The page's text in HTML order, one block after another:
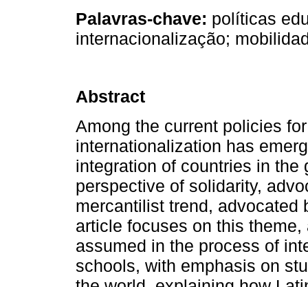
Palavras-chave: políticas
internacionalização;
Abstract
Among the current policies
internationalization has
integration of countries in the
perspective of solidarity,
mercantilist trend, advocated
article focuses on this
assumed in the process of
schools, with emphasis on